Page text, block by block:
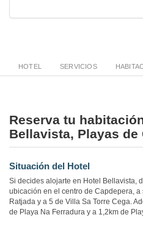
HOTEL SERVICIOS
Reserva tu
Bellavista, Playas de
Situación del Hotel
Si decides alojarte en Hotel Bellavista,
ubicación en el centro de Capdepera,
Ratjada y a 5 de Villa Sa Torre Cega.
de Playa Na Ferradura y a 1,2km de